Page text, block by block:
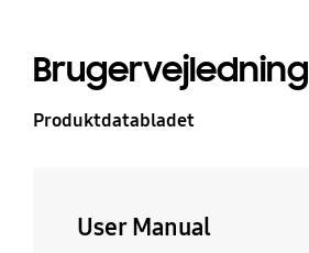
Brugervejledning
Produktdatabladet
User Manual